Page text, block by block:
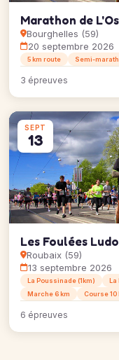
Marathon de
Bourghelles (59)
20 septembre 2026
5 km route Semi-
3 épreuves
SEPT
13
Les Foulées
Roubaix (59)
13 septembre 2026
La Poussinade (1km)
Marche 6 km
Course 10
6 épreuves